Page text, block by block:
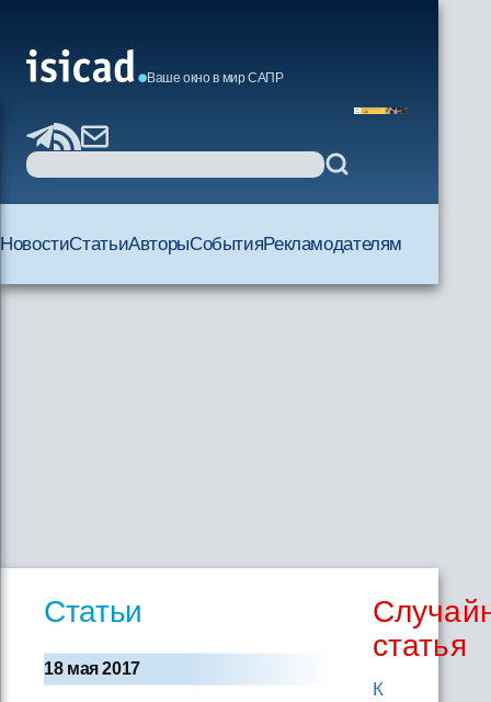
Ваше окно в мир САПР
НовостиСтатьиАвторыСобытияРекламодателям
Статьи
18 мая 2017
статья
К